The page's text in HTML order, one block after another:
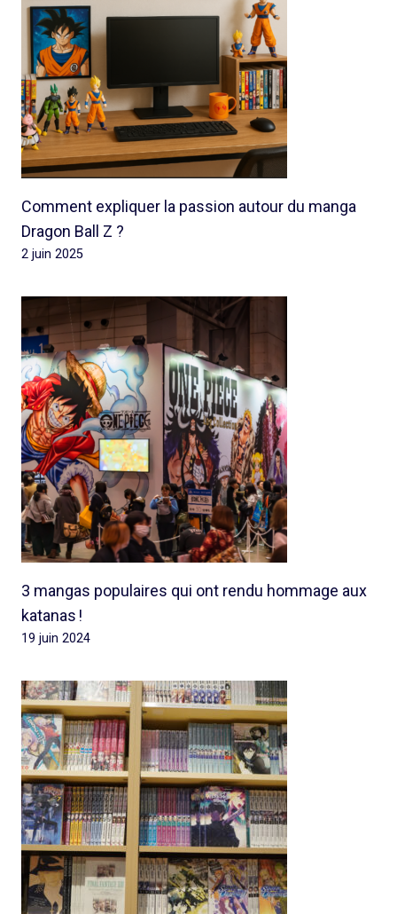
Comment expliquer la passion autour du manga
Dragon Ball Z ?
2 juin 2025
3 mangas populaires qui ont rendu hommage aux
katanas !
19 juin 2024